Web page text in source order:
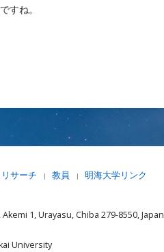
すね。
リサーチ | 教員 | 明海大学リンク
1, Urayasu, Chiba 279-8550, Japan
University